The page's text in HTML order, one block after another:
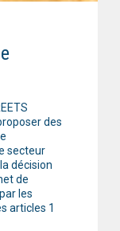
des
secteur
décision
de
les
articles 1